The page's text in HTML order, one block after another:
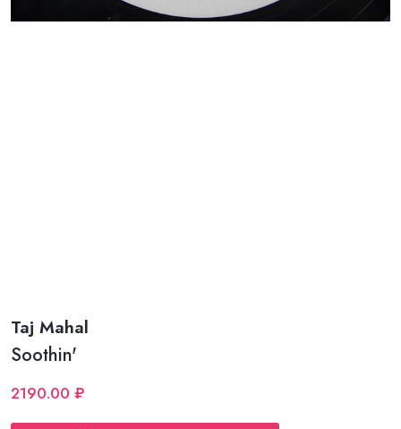
Taj Mahal
Soothin'
2190.00 ₽